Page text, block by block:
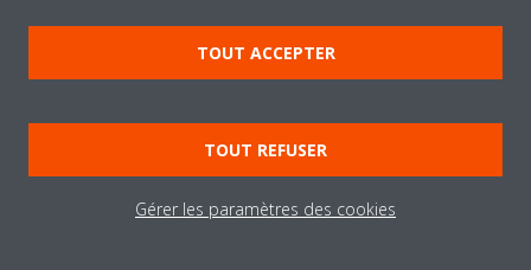
Copyright © Daikin
Mentions légales
Avis relatif aux cookies
Politique de Protection des Données
Éthique de l'entreprise
Data Act
TOUT ACCEPTER
TOUT REFUSER
Gérer les paramètres des cookies